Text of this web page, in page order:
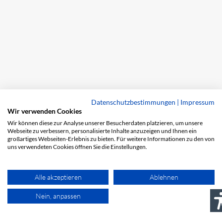
Datenschutzbestimmungen | Impressum
Wir verwenden Cookies
Wir können diese zur Analyse unserer Besucherdaten platzieren, um unsere
Webseite zu verbessern, personalisierte Inhalte anzuzeigen und Ihnen ein
großartiges Webseiten-Erlebnis zu bieten. Für weitere Informationen zu den von
uns verwendeten Cookies öffnen Sie die Einstellungen.
Alle akzeptieren Ablehnen
Nein, anpassen